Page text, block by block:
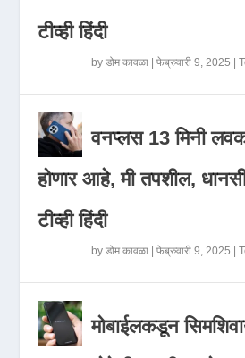
टीव्ही हिंदी
byडोम कावळा |फेब्रुवारी 9, 2025 |
वनप्लस 13 मिनी
होणार आहे, मी तपशील,
टीव्ही हिंदी
byडोम कावळा |फेब्रुवारी 9, 2025 |
मोबाईलकडून